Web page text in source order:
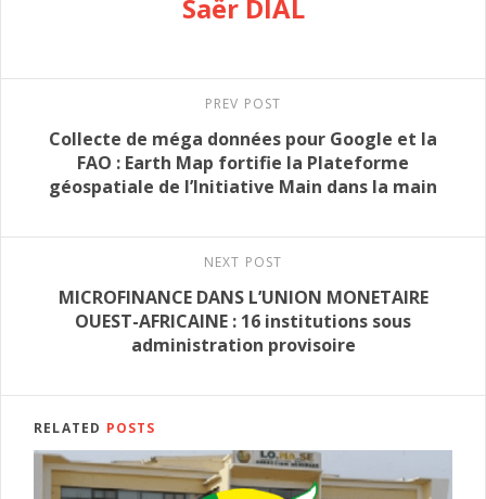
Saër DIAL
PREV POST
Collecte de méga données pour Google et la
FAO : Earth Map fortifie la Plateforme
géospatiale de l’Initiative Main dans la main
NEXT POST
MICROFINANCE DANS L’UNION MONETAIRE
OUEST-AFRICAINE : 16 institutions sous
administration provisoire
RELATED POSTS